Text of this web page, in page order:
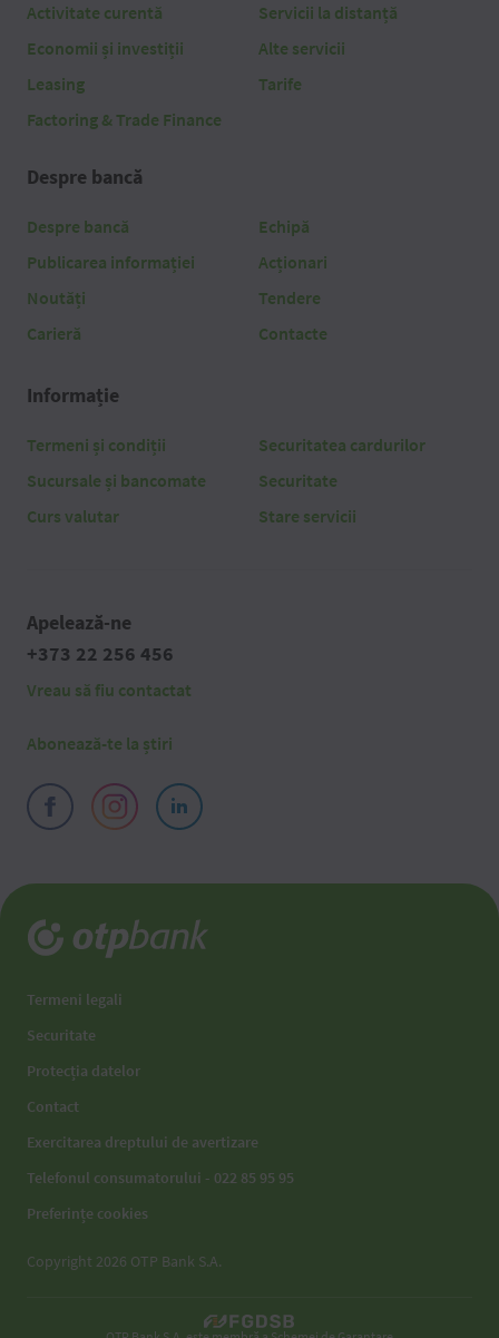
Activitate curentă
Economii și investiții
Leasing
Factoring & Trade Finance
Servicii la distanță
Alte servicii
Tarife
Despre bancă
Despre bancă
Publicarea informației
Noutăți
Carieră
Echipă
Acționari
Tendere
Contacte
Informație
Termeni și condiții
Sucursale și bancomate
Curs valutar
Securitatea cardurilor
Securitate
Stare servicii
Apelează-ne
+373 22 256 456
Vreau să fiu contactat
Abonează-te la știri
Termeni legali
Securitate
Protecția datelor
Contact
Exercitarea dreptului de avertizare
Telefonul consumatorului - 022 85 95 95
Preferințe cookies
Copyright 2026 OTP Bank S.A.